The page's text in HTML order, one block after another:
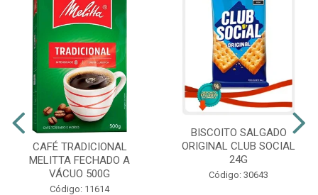
CAFÉ TRADICIONAL
MELITTA FECHADO A
VÁCUO 500G
Código: 11614
BISCOITO SALGADO
ORIGINAL CLUB SOCIAL
24G
Código: 30643